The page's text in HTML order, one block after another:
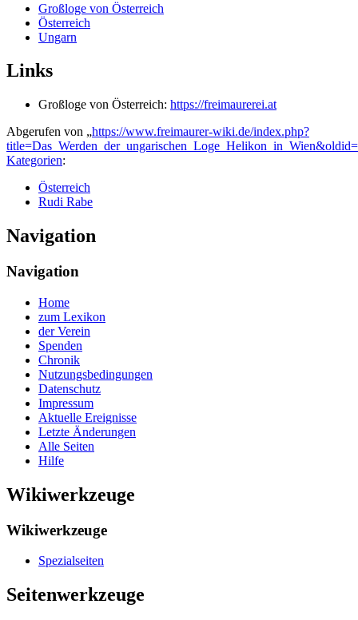
Großloge von Österreich
Österreich
Ungarn
Links
Großloge von Österreich: https://freimaurerei.at
Abgerufen von „https://www.freimaurer-wiki.de/index.php?
Kategorien:
Österreich
Rudi Rabe
Navigation
Navigation
Home
zum Lexikon
der Verein
Spenden
Chronik
Nutzungsbedingungen
Datenschutz
Impressum
Aktuelle Ereignisse
Letzte Änderungen
Alle Seiten
Hilfe
Wikiwerkzeuge
Wikiwerkzeuge
Spezialseiten
Seitenwerkzeuge